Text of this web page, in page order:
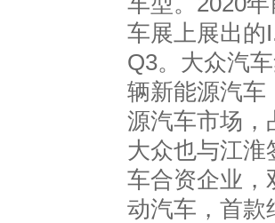
车展上展出的
Q3。大众汽
辆新能源汽车
源汽车市场，
大众也与江淮
车合资企业，
动汽车，首款